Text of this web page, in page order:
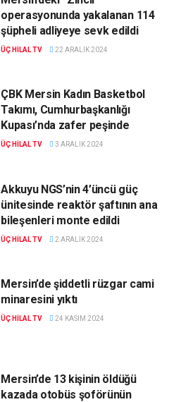
operasyonunda yakalanan 114
şüpheli adliyeye sevk edildi
ÜÇ HILAL TV 22 ARALIK 2024
ÇBK Mersin Kadın Basketbol
Takımı, Cumhurbaşkanlığı
Kupası’nda zafer peşinde
ÜÇ HILAL TV 3 ARALIK 2024
Akkuyu NGS’nin 4’üncü güç
ünitesinde reaktör şaftının ana
bileşenleri monte edildi
ÜÇ HILAL TV 2 ARALIK 2024
Mersin’de şiddetli rüzgar cami
minaresini yıktı
ÜÇ HILAL TV 24 KASIM 2024
Mersin’de 13 kişinin öldüğü
kazada otobüs şoförünün